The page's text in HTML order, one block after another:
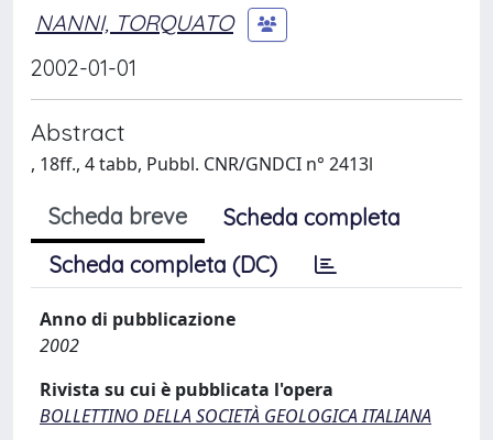
NANNI, TORQUATO
2002-01-01
Abstract
, 18ff., 4 tabb, Pubbl. CNR/GNDCI n° 2413l
Scheda breve
Scheda completa
Scheda completa (DC)
Anno di pubblicazione
2002
Rivista su cui è pubblicata l'opera
BOLLETTINO DELLA SOCIETÀ GEOLOGICA ITALIANA